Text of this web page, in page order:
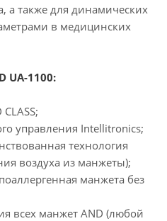
а также для динамических
в медицинских
UA-1100:
управления Intellitronics;
технология
воздуха из манжеты);
манжета без
всех манжет AND (любой